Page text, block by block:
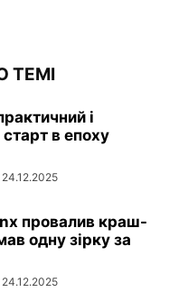
ТЕМІ
і
в епоху
24.12.2025
провалив краш-
одну зірку за
24.12.2025